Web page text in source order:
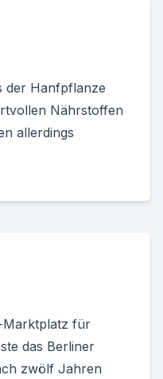
der Hanfpflanze
Nährstoffen
allerdings
Marktplatz für
das Berliner
zwölf Jahren